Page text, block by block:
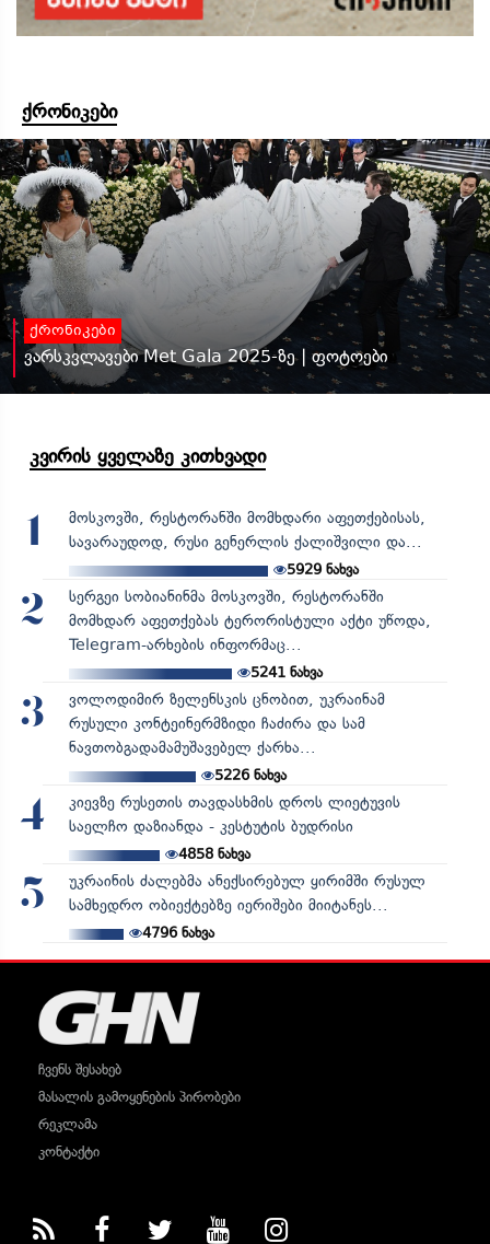
ქრონიკები
ქრონიკები
ვარსკვლავები Met Gala 2025-ზე | ფოტოები
კვირის ყველაზე კითხვადი
1
მოსკოვში, რესტორანში მომხდარი აფეთქებისას,
სავარაუდოდ, რუსი გენერლის ქალიშვილი და...
5929 ნახვა
2
სერგეი სობიანინმა მოსკოვში, რესტორანში
მომხდარ აფეთქებას ტერორისტული აქტი უწოდა,
Telegram-არხების ინფორმაც...
5241ნახვა
3
ვოლოდიმირ ზელენსკის ცნობით, უკრაინამ
რუსული კონტეინერმზიდი ჩაძირა და სამ
ნავთობგადამამუშავებელ ქარხა...
5226ნახვა
4
კიევზე რუსეთის თავდასხმის დროს ლიეტუვის
საელჩო დაზიანდა - კესტუტის ბუდრისი
4858ნახვა
5
უკრაინის ძალებმა ანექსირებულ ყირიმში რუსულ
სამხედრო ობიექტებზე იერიშები მიიტანეს...
4796ნახვა
ჩვენს შესახებ
მასალის გამოყენების პირობები
რეკლამა
კონტაქტი